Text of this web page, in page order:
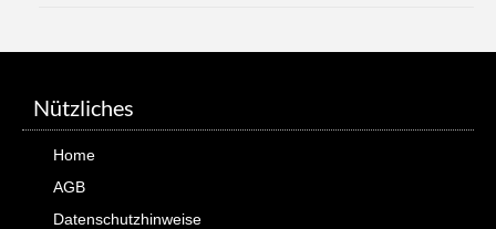
Nützliches
Home
AGB
Datenschutzhinweise